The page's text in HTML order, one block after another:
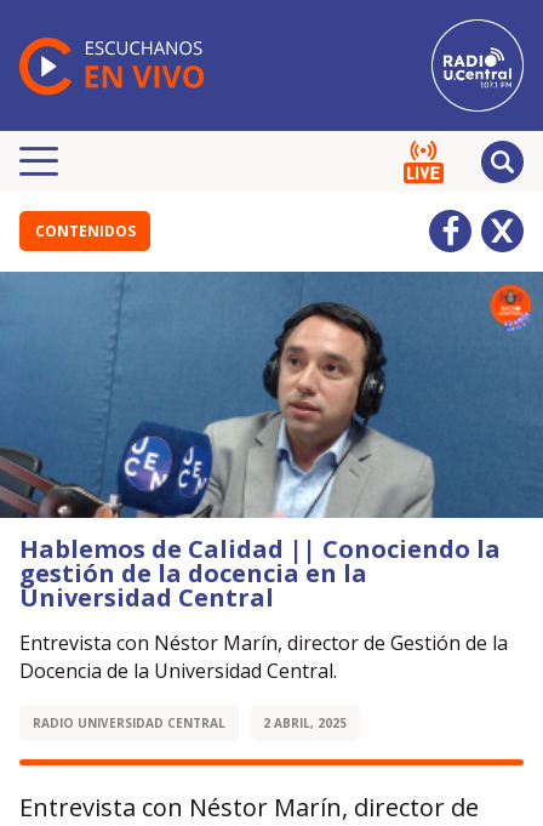
CONTENIDOS
Hablemos de Calidad || Conociendo la
gestión de la docencia en la
Universidad Central
Entrevista con Néstor Marín, director de Gestión de la
Docencia de la Universidad Central.
RADIO UNIVERSIDAD CENTRAL 2 ABRIL, 2025
Entrevista con Néstor Marín, director de